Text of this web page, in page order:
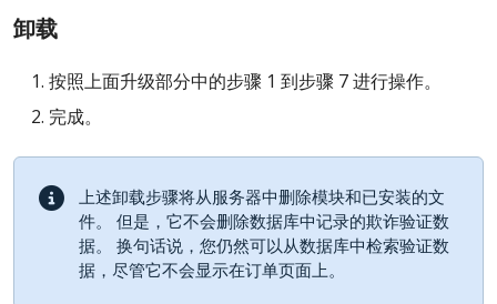
卸载
按照上面升级部分中的步骤 1 到步骤 7 进行操作。
完成。
上述卸载步骤将从服务器中删除模块和已安装的文
件。 但是，它不会删除数据库中记录的欺诈验证数
据。 换句话说，您仍然可以从数据库中检索验证数
据，尽管它不会显示在订单页面上。